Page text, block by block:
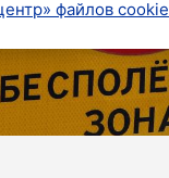
файлов cookie